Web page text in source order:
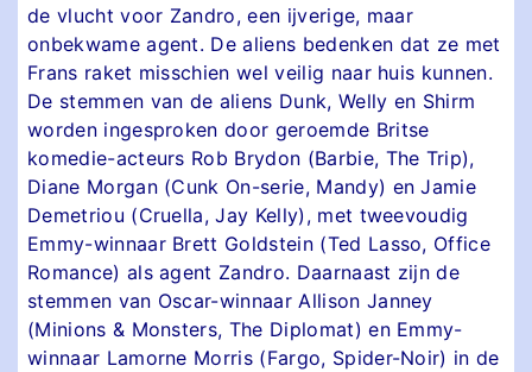
de vlucht voor Zandro, een ijverige, maar
onbekwame agent. De aliens bedenken dat ze met
Frans raket misschien wel veilig naar huis kunnen.
De stemmen van de aliens Dunk, Welly en Shirm
worden ingesproken door geroemde Britse
komedie-acteurs Rob Brydon (Barbie, The Trip),
Diane Morgan (Cunk On-serie, Mandy) en Jamie
Demetriou (Cruella, Jay Kelly), met tweevoudig
Emmy-winnaar Brett Goldstein (Ted Lasso, Office
Romance) als agent Zandro. Daarnaast zijn de
stemmen van Oscar-winnaar Allison Janney
(Minions & Monsters, The Diplomat) en Emmy-
winnaar Lamorne Morris (Fargo, Spider-Noir) in de